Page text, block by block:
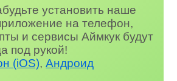
установить наше
на телефон,
и сервисы Аймкук будут
под рукой!
(iOS),Андроид